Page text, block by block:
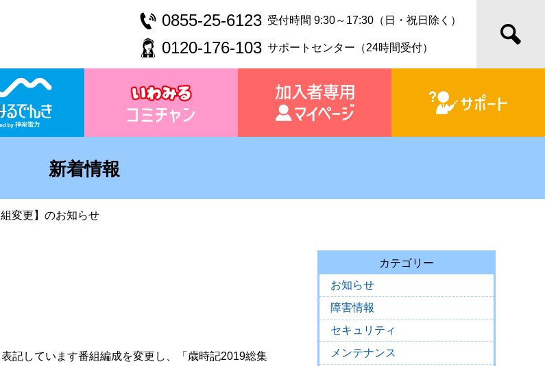
0855-25-6123 受付時間 9:30～17:30（日・祝日除く）
0120-176-103 サポートセンター（24時間受付）
新着情報
変更】のお知らせ
記しています番組編成を変更し、「歳時記2019総集
カテゴリー
お知らせ
障害情報
セキュリティ
メンテナンス